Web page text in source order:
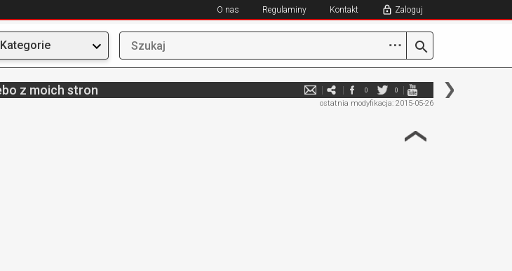
O nas Regulaminy Kontakt Zaloguj
Kategorie ⋯
z moich stron 0 0
ostatnia modyfikacja: 2015-05-26